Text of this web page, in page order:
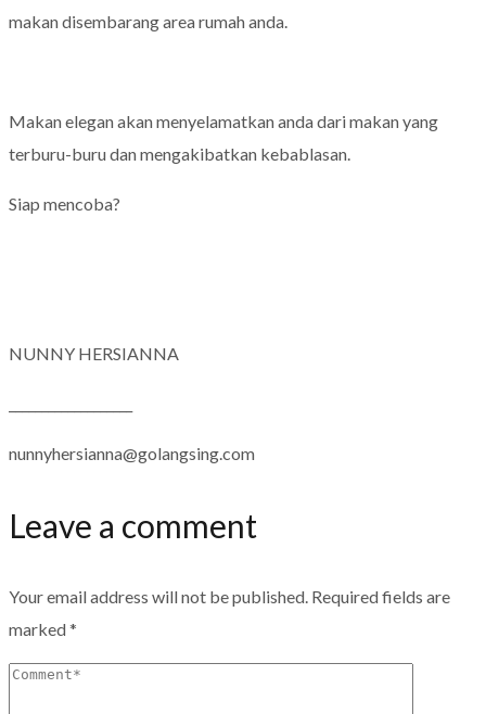
makan disembarang area rumah anda.
Makan elegan akan menyelamatkan anda dari makan yang
terburu-buru dan mengakibatkan kebablasan.
Siap mencoba?
NUNNY HERSIANNA
nunnyhersianna@golangsing.com
Leave a comment
Your email address will not be published. Required fields are
marked*